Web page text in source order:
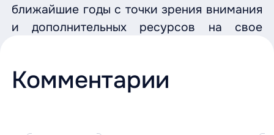
ближайшие годы с точки зрения внимания
и дополнительных ресурсов на свое
Комментарии